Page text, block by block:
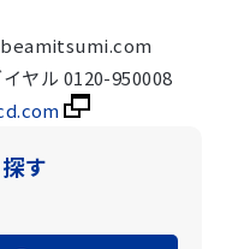
ヤル 0120-950008
す